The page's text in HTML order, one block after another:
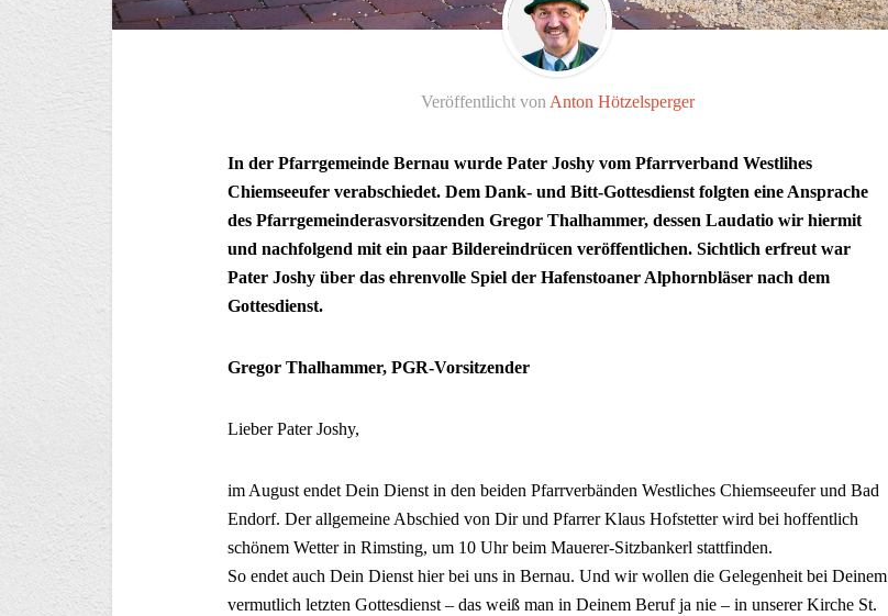
Veröffentlicht von Anton Hötzelsperger
In der Pfarrgemeinde Bernau wurde Pater Joshy vom Pfarrverband Westlihes
Chiemseeufer verabschiedet. Dem Dank- und Bitt-Gottesdienst folgten eine Ansprache
des Pfarrgemeinderasvorsitzenden Gregor Thalhammer, dessen Laudatio wir hiermit
und nachfolgend mit ein paar Bildereindrücen veröffentlichen. Sichtlich erfreut war
Pater Joshy über das ehrenvolle Spiel der Hafenstoaner Alphornbläser nach dem
Gottesdienst.
Gregor Thalhammer, PGR-Vorsitzender
Lieber Pater Joshy,
im August endet Dein Dienst in den beiden Pfarrverbänden Westliches Chiemseeufer und Bad
Endorf. Der allgemeine Abschied von Dir und Pfarrer Klaus Hofstetter wird bei hoffentlich
schönem Wetter in Rimsting, um 10 Uhr beim Mauerer-Sitzbankerl stattfinden.
So endet auch Dein Dienst hier bei uns in Bernau. Und wir wollen die Gelegenheit bei Deinem
vermutlich letzten Gottesdienst – das weiß man in Deinem Beruf ja nie – in unserer Kirche St.